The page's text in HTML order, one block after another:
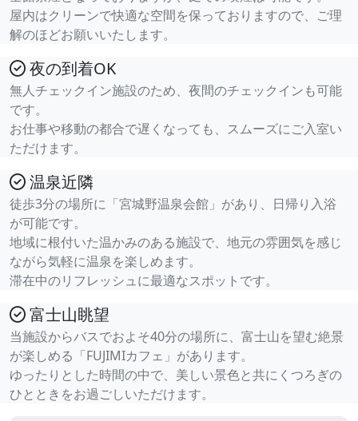
屋内はクリーンで快適な空間を保っておりますので、ご理
解のほどお願いいたします。
夜の到着OK
無人チェックイン施設のため、夜間のチェックインも可能
です。
お仕事や移動の都合で遅くなっても、スムーズにご入室い
ただけます。
温泉近隣
徒歩3分の場所に「宮城野温泉会館」があり、日帰り入浴
が可能です。
地域に根付いた温かみのある施設で、地元の雰囲気を感じ
ながら気軽に温泉を楽しめます。
滞在中のリフレッシュに最適なスポットです。
富士山眺望
当施設からバスでおよそ40分の場所に、富士山を望む絶景
が楽しめる「FUJIMIカフェ」があります。
ゆったりとした時間の中で、美しい景色と共にくつろぎの
ひとときをお過ごしいただけます。